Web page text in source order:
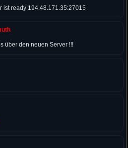
ist ready 194.48.171.35:27015
über den neuen Server !!!